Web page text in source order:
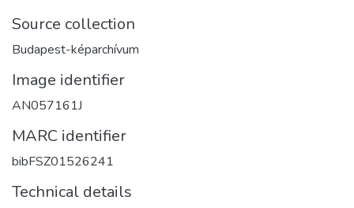
Source collection
Budapest-képarchívum
Image identifier
AN057161J
MARC identifier
bibFSZ01526241
Technical details